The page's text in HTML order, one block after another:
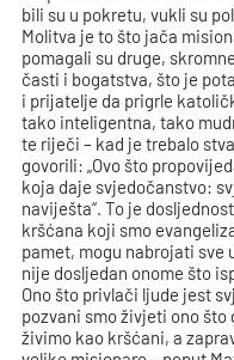
bili su u pokretu, vukli su
Molitva je to što jača
pomagali su druge,
časti i bogatstva, što je
i prijatelje da prigrle
tako inteligentna, tako
te riječi – kad je trebalo
govorili: „Ovo što
koja daje svjedočanstvo:
naviješta“. To je
kršćana koji smo
pamet, mogu nabrojati sve
nije dosljedan onome što
Ono što privlači ljude jest
pozvani smo živjeti ono što
živimo kao kršćani, a